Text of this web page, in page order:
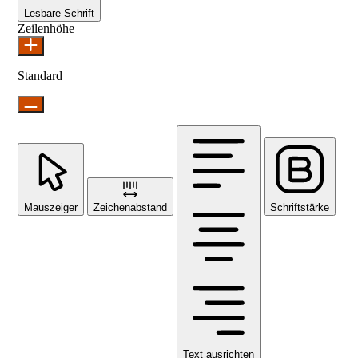
Lesbare Schrift
Zeilenhöhe
Standard
Mauszeiger Zeichenabstand
Text ausrichten
Schriftstärke